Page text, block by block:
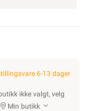
6-13 dager
ikke valgt, velg
Min butikk